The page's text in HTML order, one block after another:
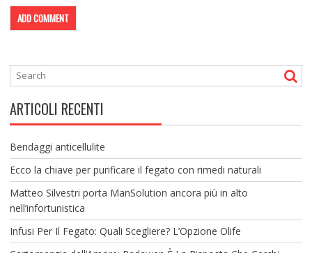
ARTICOLI RECENTI
Bendaggi anticellulite
Ecco la chiave per purificare il fegato con rimedi naturali
Matteo Silvestri porta ManSolution ancora più in alto
nell’infortunistica
Infusi Per Il Fegato: Quali Scegliere? L’Opzione Olife